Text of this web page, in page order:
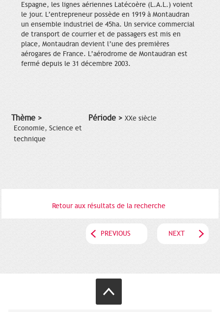
Espagne, les lignes aériennes Latécoère (L.A.L.) voient
le jour. L’entrepreneur possède en 1919 à Montaudran
un ensemble industriel de 45ha. Un service commercial
de transport de courrier et de passagers est mis en
place, Montaudran devient l’une des premières
aérogares de France. L’aérodrome de Montaudran est
fermé depuis le 31 décembre 2003.
Thème >
Economie, Science et
technique
Période > XXe siècle
Retour aux résultats de la recherche
PREVIOUS NEXT